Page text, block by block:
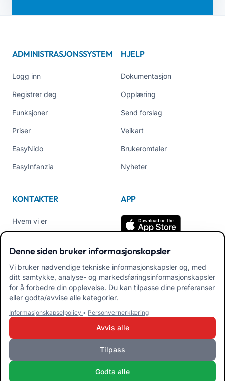
ADMINISTRASJONSSYSTEM
Logg inn
Registrer deg
Funksjoner
Priser
EasyNido
EasyInfanzia
HJELP
Dokumentasjon
Opplæring
Send forslag
Veikart
Brukeromtaler
Nyheter
KONTAKTER
Hvem vi er
Tel +39 02 84152514
APP
Last ned APK App for
familier
pedagoger
10954111000 - CS € 10.000 - RM-1267140 - iroma@pec.it
Denne siden bruker informasjonskapsler
Vi bruker nødvendige tekniske informasjonskapsler og, med
ditt samtykke, analyse- og markedsføringsinformasjonskapsler
for å forbedre din opplevelse. Du kan tilpasse dine preferanser
eller godta/avvise alle kategorier.
Informasjonskapselpolicy • Personvernerklæring
Avvis alle
Tilpass
Godta alle